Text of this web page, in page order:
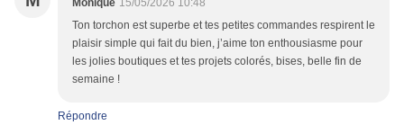
Monique 15/05/2026 10:48
Ton torchon est superbe et tes petites commandes respirent le
plaisir simple qui fait du bien, j’aime ton enthousiasme pour
les jolies boutiques et tes projets colorés, bises, belle fin de
semaine !
Répondre